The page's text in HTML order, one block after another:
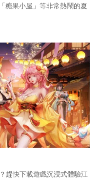
糖果小屋」等非常熱鬧的夏
趕快下載遊戲沉浸式體驗江